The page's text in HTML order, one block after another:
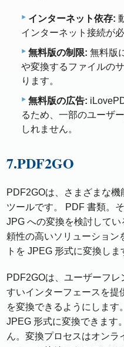
インターネット依存:
インターネット接続が必
無料版の制限: 無料版
や変換するファイルの
ります。
無料版の広告:
るため、一部のユーザ
しれません。
7.PDF2GO
PDF2GOは、さまざまな
ツールです。 PDF 書類。
JPG への変換を検討して
頼性の高いソリューション
トを JPEG 形式に変換しま
PDF2GOは、ユーザーフ
すいインターフェースを提
を変換できるようにします
JPEG 形式に変換できます
ん。変換プロセスはオンラ